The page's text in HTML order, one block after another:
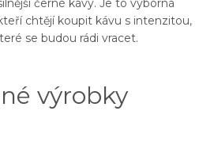
černé kávy. Je to výborná
chtějí koupit kávu s intenzitou,
se budou rádi vracet.
výrobky